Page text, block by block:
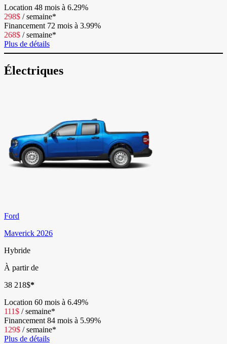
Location 48 mois à 6.29%
298$ /semaine*
Financement 72 mois à 3.99%
268$ /semaine*
Plus de détails
Électriques
Ford
Maverick 2026
Hybride
À partir de
38 218$*
Location 60 mois à 6.49%
111$ /semaine*
Financement84 mois à 5.99%
129$ /semaine*
Plus de détails